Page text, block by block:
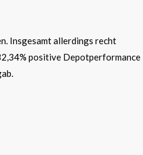
Insgesamt allerdings recht
positive Depotperformance